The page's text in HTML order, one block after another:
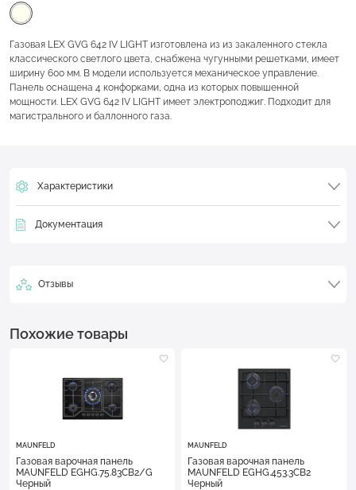
Газовая LEX GVG 642 IV LIGHT изготовлена из из закаленного стекла
классического светлого цвета, снабжена чугунными решетками, имеет
ширину 600 мм. В модели используется механическое управление.
Панель оснащена 4 конфорками, одна из которых повышенной
мощности. LEX GVG 642 IV LIGHT имеет электроподжиг. Подходит для
магистрального и баллонного газа.
Характеристики
Документация
Отзывы
Похожие товары
MAUNFELD
Газовая варочная панель
MAUNFELD EGHG.75.83CB2/G
Черный
MAUNFELD
Газовая варочная панель
MAUNFELD EGHG.453.3CB2
Черный